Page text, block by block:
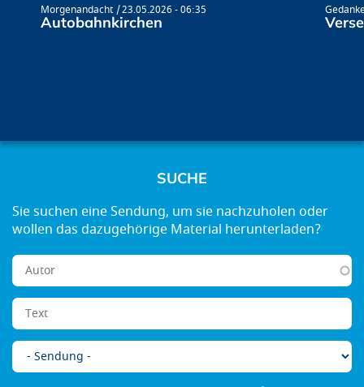
Morgenandacht 23.05.2026 - 06:35
Autobahnkirchen
SUCHE